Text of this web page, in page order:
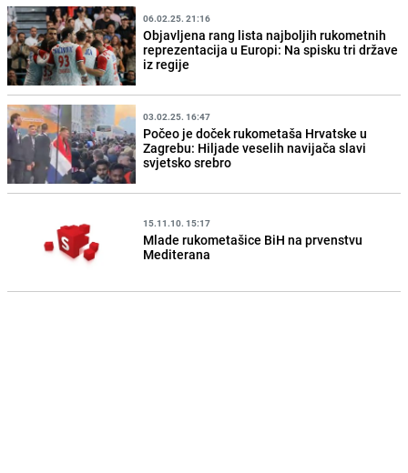
06.02.25. 21:16
Objavljena rang lista najboljih rukometnih
reprezentacija u Europi: Na spisku tri države
iz regije
03.02.25. 16:47
Počeo je doček rukometaša Hrvatske u
Zagrebu: Hiljade veselih navijača slavi
svjetsko srebro
15.11.10. 15:17
Mlade rukometašice BiH na prvenstvu
Mediterana